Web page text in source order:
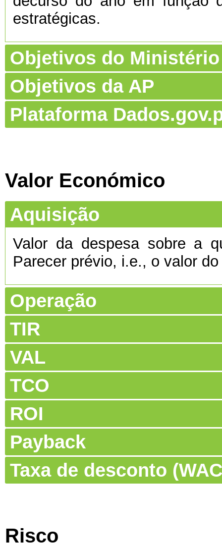
estratégicas.
Objetivos do Ministério
Objetivos da AP
Plataforma
Valor Económico
Aquisição
Valor da despesa sobre a
Parecer prévio, i.e., o valor
Operação
TIR
VAL
TCO
ROI
Payback
Taxa de desconto
Risco